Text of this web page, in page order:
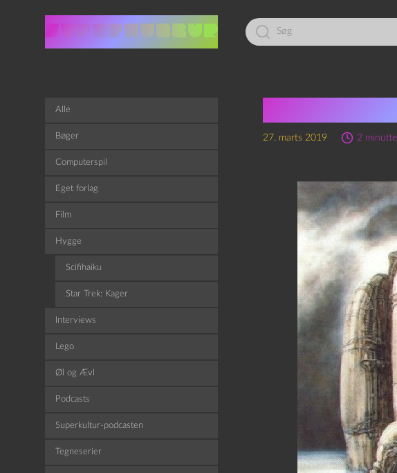
Led
efter:
27. marts 2019 2
Alle
Bøger
Computerspil
Eget forlag
Film
Hygge
Scifihaiku
Star Trek: Kager
Interviews
Lego
Øl og Ævl
Podcasts
Superkultur-podcasten
Tegneserier